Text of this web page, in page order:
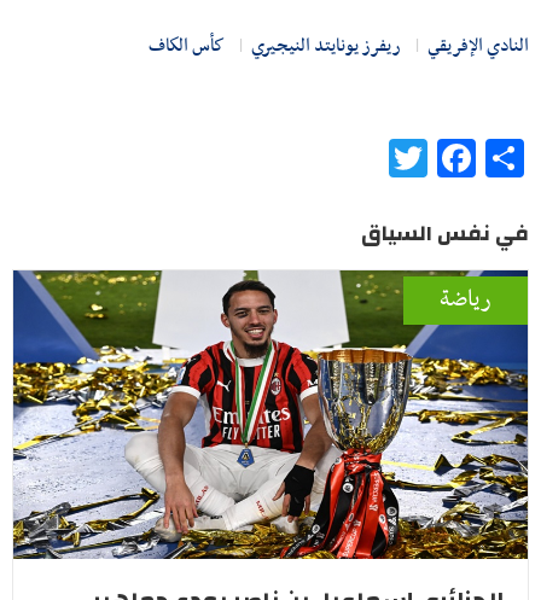
النادي الإفريقي ريفرز يونايتد النيجيري كأس الكاف
Share
Facebook
في نفس السياق
رياضة